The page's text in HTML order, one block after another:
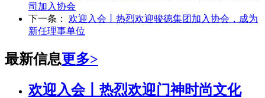
司加入协会
下一条： 欢迎入会丨热烈欢迎骏德集团加入协会，成为
新任理事单位
最新信息更多>
欢迎入会丨热烈欢迎门神时尚文化